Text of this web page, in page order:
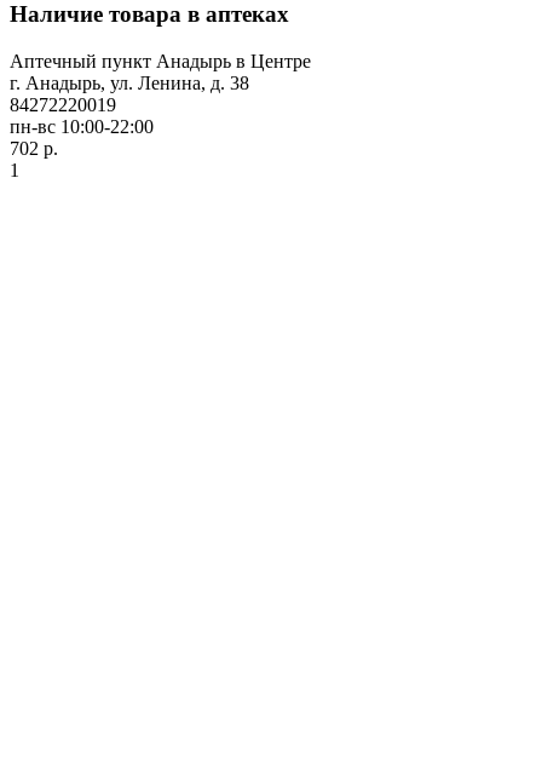
Наличие товара в аптеках
Аптечный пункт Анадырь в Центре
г. Анадырь, ул. Ленина, д. 38
84272220019
пн-вс 10:00-22:00
702 р.
1